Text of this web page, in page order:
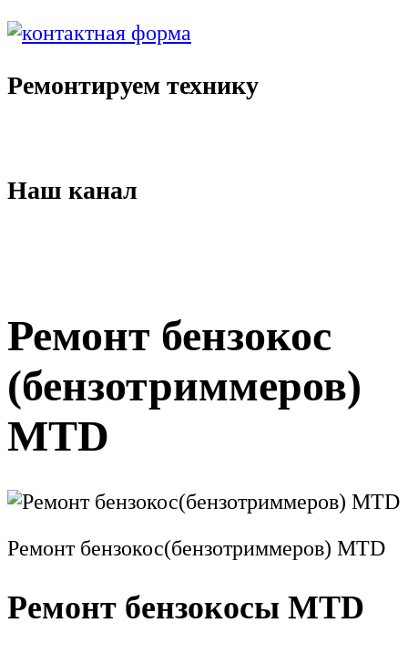
Ремонтируем технику
Наш канал
Ремонт бензокос
(бензотриммеров)
MTD
Ремонт бензокос(бензотриммеров) MTD
Ремонт бензокосы MTD